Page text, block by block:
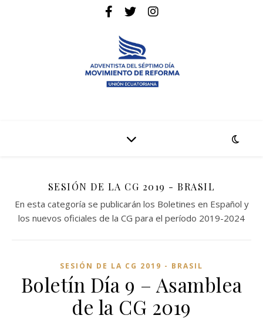
SESIÓN DE LA CG 2019 - BRASIL
En esta categoría se publicarán los Boletines en Español y
los nuevos oficiales de la CG para el período 2019-2024
SESIÓN DE LA CG 2019 - BRASIL
Boletín Día 9 – Asamblea
de la CG 2019